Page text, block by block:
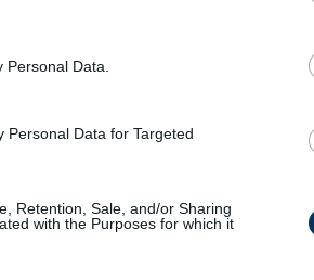
Data.
Personal Data for Targeted
Retention, Sale, and/or Sharing
with the Purposes for which it
volt a labdát
vettem részt,
volna. Az Eb-t nem
magam a kezdőbe,
Szakály bánrévei